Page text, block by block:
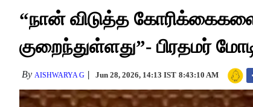
“நான் விடுத்த
குறைந்துள்ளது”- பிரதமர்
By AISHWARYA G Jun 28, 2026, 14:13 IST 8:43:10 AM